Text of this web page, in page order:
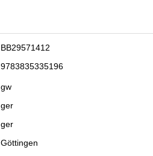
BB29571412
9783835335196
gw
ger
ger
Göttingen